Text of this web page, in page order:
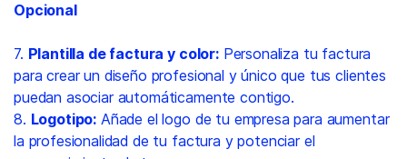
Opcional
7. Plantilla de factura y color:Personaliza tu factura
para crear un diseño profesional y único que tus clientes
puedan asociar automáticamente contigo.
8. Logotipo: Añade el logo de tu empresa para aumentar
la profesionalidad de tu factura y potenciar el